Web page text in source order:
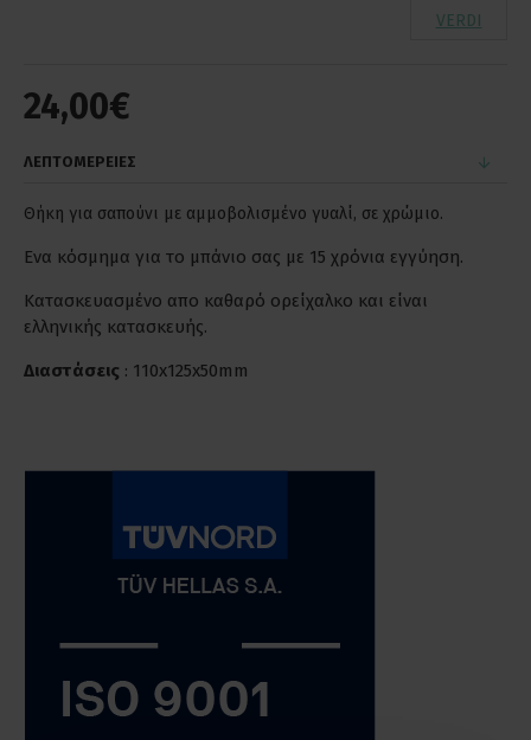
24,00€
VERDI
ΛΕΠΤΟΜΕΡΕΙΕΣ
Θήκη για σαπούνι με αμμοβολισμένο γυαλί, σε χρώμιο.
Ενα κόσμημα για το μπάνιο σας με 15 χρόνια εγγύηση.
Κατασκευασμένο απο καθαρό ορείχαλκο και είναι
ελληνικής κατασκευής.
Διαστάσεις : 110x125x50mm